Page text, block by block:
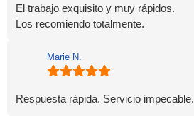
El trabajo exquisito y muy rápidos.
Los recomiendo totalmente.
Marie N.
Respuesta rápida. Servicio impecable.